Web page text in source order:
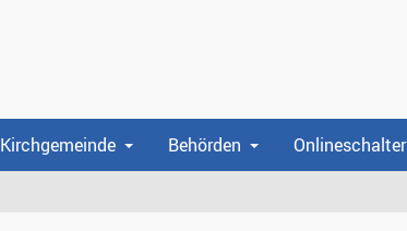
Kirchgemeinde Behörden Onlineschalter